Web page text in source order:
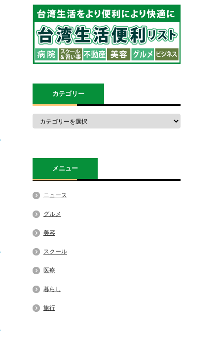
カテゴリー
メニュー
ニュース
グルメ
美容
スクール
医療
暮らし
旅行